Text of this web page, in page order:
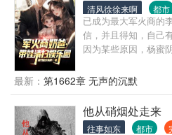
清风徐徐来啊 都市
已成为最大军火商的
信，并且得知，自己
因为某些原因，杨蜜
轩宝儿的亲生父亲。
大佬的李青，摇身一
一句话：“粑粑，我不
娱乐公司以三块钱被
最新： 第1662章 无声的沉默
他从硝烟处走来
往事如东 都市